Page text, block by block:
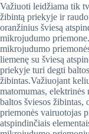
Važiuoti leidžiama tik
žibintą priekyje ir
oranžinius šviesą
mikrojudumo
mikrojudumo
liemenę su šviesą
priekyje turi degti
žibintas.Važiuojant
matomumas,
baltos šviesos žibintas,
priemonės vairuotojas
atspindinčiais